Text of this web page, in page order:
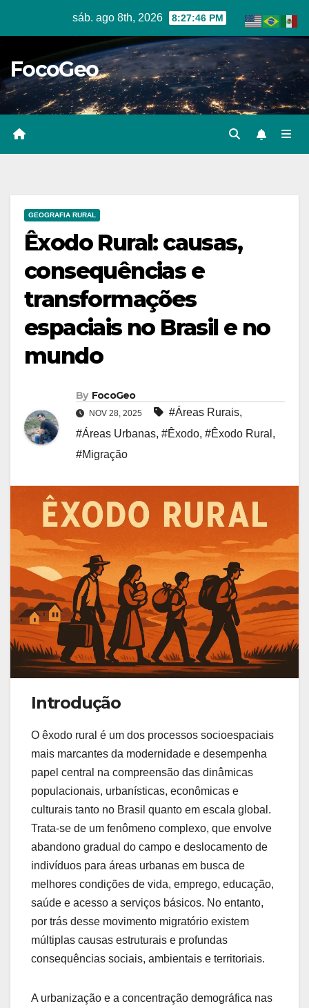
sáb. ago 8th, 2026 8:27:48 PM
FocoGeo
GEOGRAFIA RURAL
Êxodo Rural: causas,
consequências e
transformações
espaciais no Brasil e no
mundo
By FocoGeo
NOV 28, 2025 #Áreas Rurais,
#Áreas Urbanas, #Êxodo, #Êxodo Rural ,
#Migração
Introdução
O êxodo rural é um dos processos socioespaciais
mais marcantes da modernidade e desempenha
papel central na compreensão das dinâmicas
populacionais, urbanísticas, econômicas e
culturais tanto no Brasil quanto em escala global.
Trata-se de um fenômeno complexo, que envolve
abandono gradual do campo e deslocamento de
indivíduos para áreas urbanas em busca de
melhores condições de vida, emprego, educação,
saúde e acesso a serviços básicos. No entanto,
por trás desse movimento migratório existem
múltiplas causas estruturais e profundas
consequências sociais, ambientais e territoriais.
A urbanização e a concentração demográfica nas